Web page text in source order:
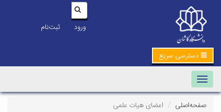
ورود | ثبت‌نام
دسترسی سریع
Toggle navigation
صفحه‌اصلی اعضای هیات علمی